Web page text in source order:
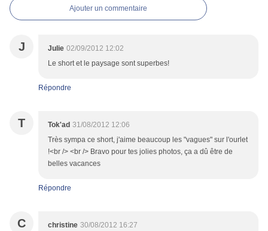
Ajouter un commentaire
J Julie 02/09/2012 12:02
Le short et le paysage sont superbes!
Répondre
T Tok'ad 31/08/2012 12:06
Très sympa ce short, j'aime beaucoup les "vagues" sur l'ourlet
!<br /> <br /> Bravo pour tes jolies photos, ça a dû être de
belles vacances
Répondre
C christine 30/08/2012 16:27